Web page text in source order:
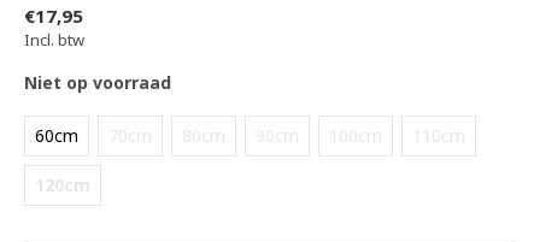
€17,95
Incl. btw
Niet op voorraad
60cm 70cm 80cm 90cm 100cm 110cm
120cm